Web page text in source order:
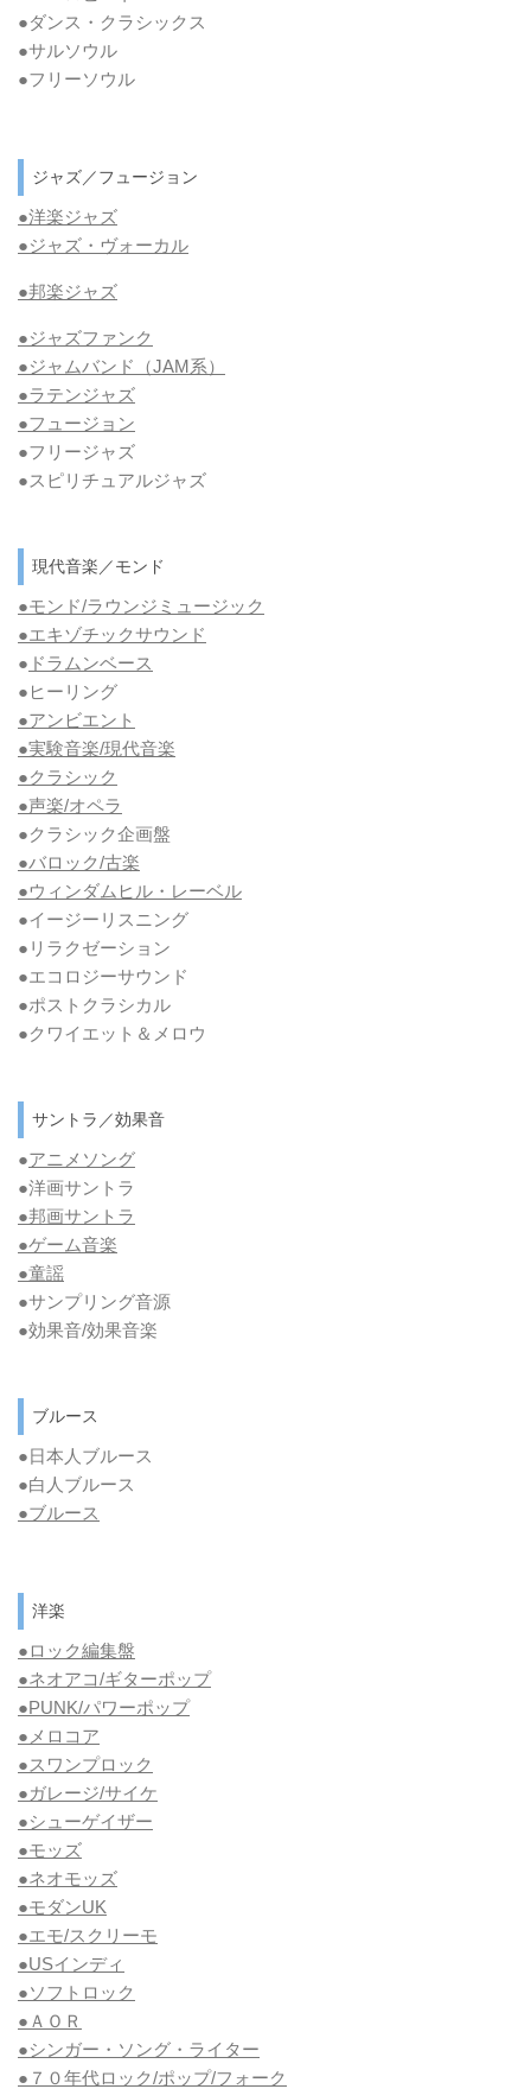
●ダンス・クラシックス
●サルソウル
●フリーソウル
ジャズ／フュージョン
●洋楽ジャズ
●ジャズ・ヴォーカル
●邦楽ジャズ
●ジャズファンク
●ジャムバンド（JAM系）
●ラテンジャズ
●フュージョン
●フリージャズ
●スピリチュアルジャズ
現代音楽／モンド
●モンド/ラウンジミュージック
●エキゾチックサウンド
● ドラムンベース
●ヒーリング
●アンビエント
●実験音楽/現代音楽
●クラシック
●声楽/オペラ
●クラシック企画盤
●バロック/古楽
●ウィンダムヒル・レーベル
●イージーリスニング
●リラクゼーション
●エコロジーサウンド
●ポストクラシカル
●クワイエット＆メロウ
サントラ／効果音
●アニメソング
●洋画サントラ
●邦画サントラ
●ゲーム音楽
●童謡
●サンプリング音源
●効果音/効果音楽
ブルース
●日本人ブルース
●白人ブルース
●ブルース
洋楽
●ロック編集盤
●ネオアコ/ギターポップ
●PUNK/パワーポップ
●メロコア
●スワンプロック
●ガレージ/サイケ
●シューゲイザー
●モッズ
●ネオモッズ
●モダンUK
●エモ/スクリーモ
●USインディ
●ソフトロック
●ＡＯＲ
●シンガー・ソング・ライター
●７０年代ロック/ポップ/フォーク